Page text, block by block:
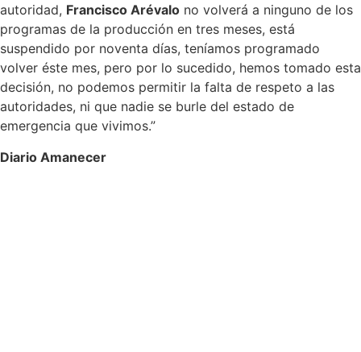
autoridad, Francisco Arévalo no volverá a ninguno de los
programas de la producción en tres meses, está
suspendido por noventa días, teníamos programado
volver éste mes, pero por lo sucedido, hemos tomado esta
decisión, no podemos permitir la falta de respeto a las
autoridades, ni que nadie se burle del estado de
emergencia que vivimos.”
Diario Amanecer